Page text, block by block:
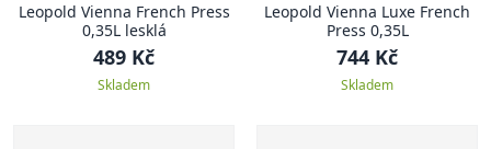
Leopold Vienna French Press
0,35L lesklá
489 Kč
Skladem
Leopold Vienna Luxe French
Press 0,35L
744 Kč
Skladem